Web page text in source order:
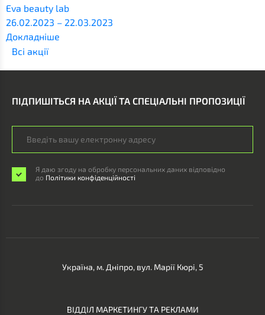
Eva beauty lab
26.02.2023 – 22.03.2023
Докладніше
Всi акції
ПІДПИШІТЬСЯ НА АКЦІЇ ТА СПЕЦІАЛЬНІ ПРОПОЗИЦІЇ
Я даю згоду на обробку персональних даних відповідно
до Політики конфіденційності
Україна, м. Дніпро, вул. Марії Кюрі, 5
ВІДДІЛ МАРКЕТИНГУ ТА РЕКЛАМИ